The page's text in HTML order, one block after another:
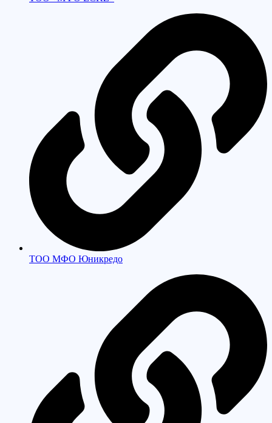
ТОО МФО Юникредо